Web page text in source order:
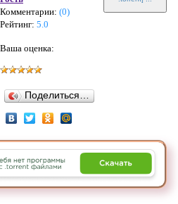
Комментарии: (0)
Рейтинг: 5.0
Ваша оценка:
Поделиться…